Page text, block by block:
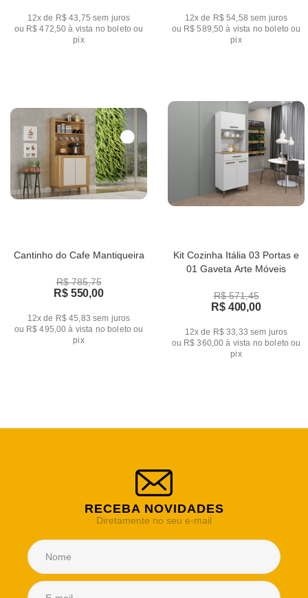
12x de R$ 43,75 sem juros
ou R$ 472,50 à vista no boleto ou
pix
12x de R$ 54,58 sem juros
ou R$ 589,50 à vista no boleto ou
pix
Cantinho do Cafe Mantiqueira
R$ 785,75
R$ 550,00
12x de R$ 45,83 sem juros
ou R$ 495,00 à vista no boleto ou
pix
Kit Cozinha Itália 03 Portas e
01 Gaveta Arte Móveis
R$ 571,45
R$ 400,00
12x de R$ 33,33 sem juros
ou R$ 360,00 à vista no boleto ou
pix
RECEBA NOVIDADES
Diretamente no seu e-mail